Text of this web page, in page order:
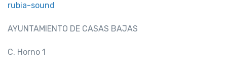
rubia-sound
AYUNTAMIENTO DE CASAS BAJAS
C. Horno 1